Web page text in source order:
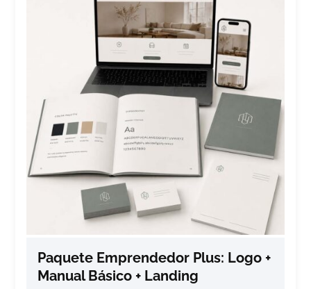
Paquete Emprendedor Plus: Logo +
Manual Básico + Landing